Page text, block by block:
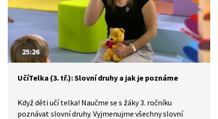
25:26
UčíTelka (3. tř.): Slovní druhy a jak je poznáme
Když děti učí telka! Naučme se s žáky 3. ročníku
poznávat slovní druhy. Vyjmenujme všechny slovní